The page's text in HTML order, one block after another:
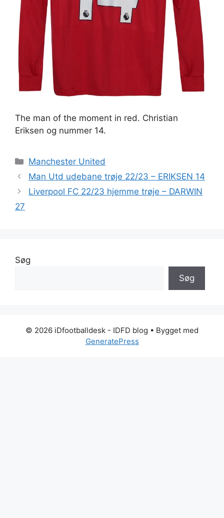
The man of the moment in red. Christian
Eriksen og nummer 14.
Kategorier
Manchester United
Man Utd udebane trøje 22/23 – ERIKSEN 14
Liverpool FC 22/23 hjemme trøje – DARWIN
27
Søg
Søg
© 2026 iDfootballdesk - IDFD blog • Bygget med
GeneratePress